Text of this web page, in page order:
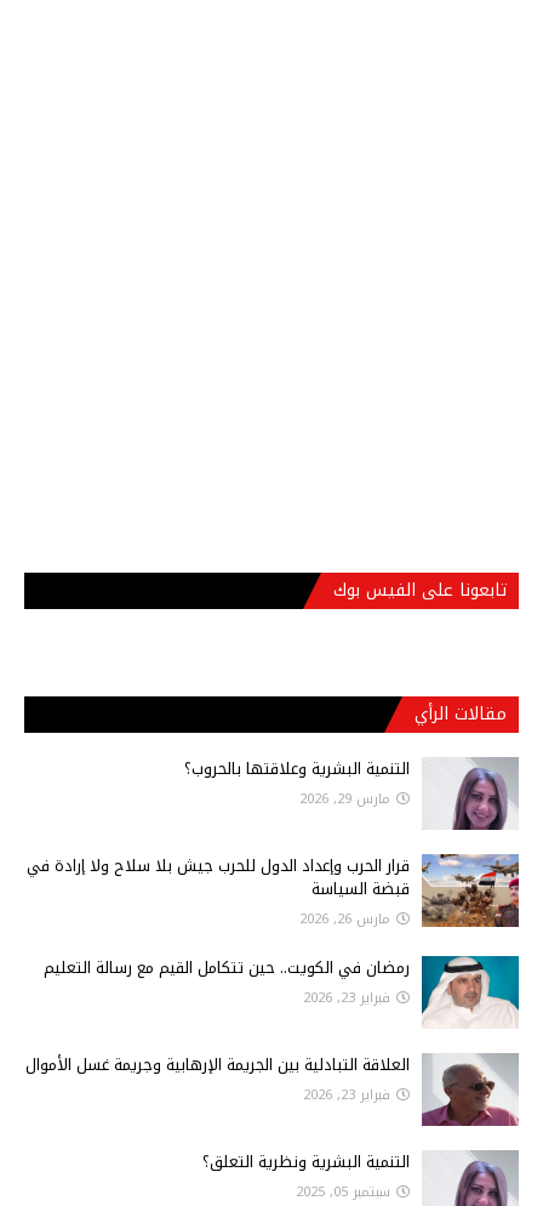
تابعونا على الفيس بوك
مقالات الرأي
التنمية البشرية وعلاقتها بالحروب؟
مارس 29, 2026
قرار الحرب وإعداد الدول للحرب جيش بلا سلاح ولا إرادة في
قبضة السياسة
مارس 26, 2026
رمضان في الكويت.. حين تتكامل القيم مع رسالة التعليم
فبراير 23, 2026
العلاقة التبادلية بين الجريمة الإرهابية وجريمة غسل الأموال
فبراير 23, 2026
التنمية البشرية ونظرية التعلق؟
سبتمبر 05, 2025